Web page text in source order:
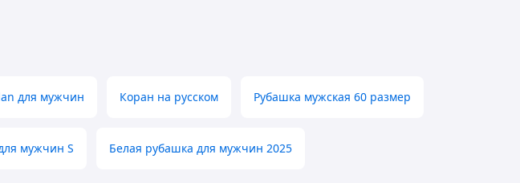
для мужчин Коран на русском Рубашка мужская 60 размер
мужчин S Белая рубашка для мужчин 2025